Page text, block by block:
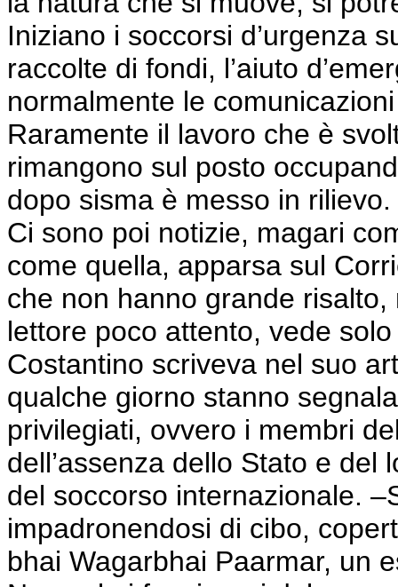
Iniziano i soccorsi d’urgenza
raccolte di fondi, l’aiuto
normalmente le
Raramente il lavoro che è
rimangono sul posto
dopo sisma è messo in rilievo.
Ci sono poi notizie, magari
come quella, apparsa sul
che non hanno grande
lettore poco attento, vede
Costantino scriveva nel suo
qualche giorno stanno
privilegiati, ovvero i membri
dell’assenza dello Stato e
del soccorso internazionale.
impadronendosi di cibo,
bhai Wagarbhai Paarmar, un